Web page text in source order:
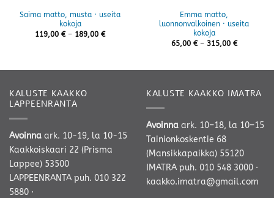
Saima matto, musta · useita
kokoja
119,00 € – 189,00 €Hintaluokka:
Emma matto,
luonnonvalkoinen · useita
kokoja
65,00 € – 315,00 €
KALUSTE KAAKKO
LAPPEENRANTA
Avoinna ark. 10-19, la 10-15
Kaakkoiskaari 22 (Prisma
Lappee) 53500
LAPPEENRANTA puh. 010 322
5880 ·
KALUSTE KAAKKO IMATRA
Avoinna ark. 10–18, la 10–15
Tainionkoskentie 68
(Mansikkapaikka) 55120
IMATRA puh. 010 548 3000 ·
kaakko.imatra@gmail.com